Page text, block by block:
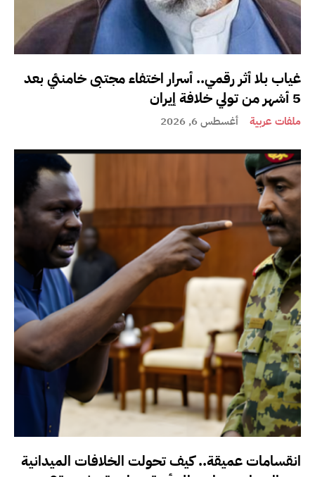
غياب بلا أثر رقمي.. أسرار اختفاء مجتبى خامنئي بعد
5 أشهر من تولي خلافة إيران
ملفات عربية أغسطس 6, 2026
انقسامات عميقة.. كيف تحولت الخلافات الميدانية